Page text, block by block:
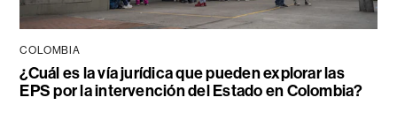
COLOMBIA
¿Cuál es la vía jurídica que pueden explorar las
EPS por la intervención del Estado en Colombia?